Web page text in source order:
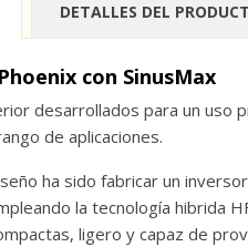
DETALLES DEL
con SinusMax
desarrollados para un uso
de aplicaciones.
ha sido fabricar un
la tecnología hibrida
ligero y capaz de